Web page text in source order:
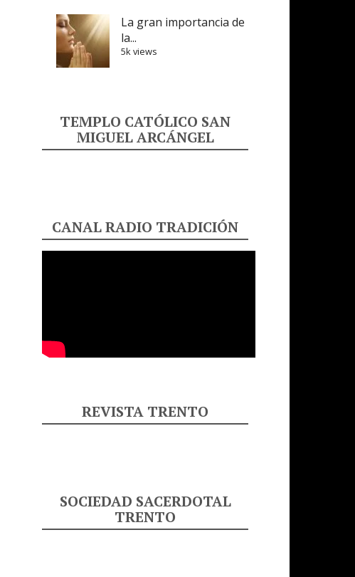
La gran importancia de
la...
5k views
TEMPLO CATÓLICO SAN
MIGUEL ARCÁNGEL
CANAL RADIO TRADICIÓN
REVISTA TRENTO
SOCIEDAD SACERDOTAL
TRENTO